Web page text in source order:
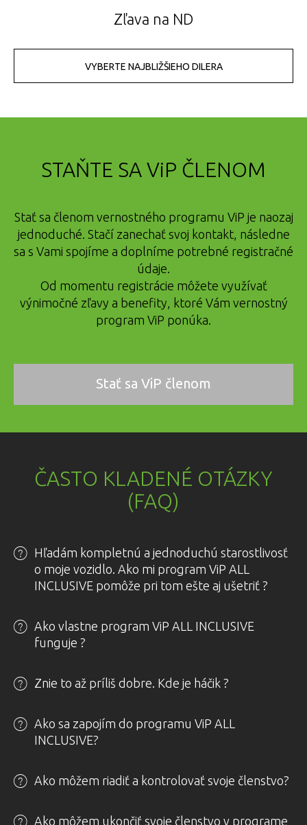
Zľava na ND
VYBERTE NAJBLIŽŠIEHO DILERA
STAŇTE SA ViP ČLENOM
Stať sa členom vernostného programu ViP je naozaj
jednoduché. Stačí zanechať svoj kontakt, následne
sa s Vami spojíme a doplníme potrebné registračné
údaje.
Od momentu registrácie môžete využívať
výnimočné zľavy a benefity, ktoré Vám vernostný
program ViP ponúka.
Stať sa ViP členom
ČASTO KLADENÉ OTÁZKY
(FAQ)
Hľadám kompletnú a jednoduchú starostlivosť
o moje vozidlo. Ako mi program ViP ALL
INCLUSIVE pomôže pri tom ešte aj ušetriť ?
Ako vlastne program ViP ALL INCLUSIVE
funguje ?
Znie to až príliš dobre. Kde je háčik ?
Ako sa zapojím do programu ViP ALL
INCLUSIVE?
Ako môžem riadiť a kontrolovať svoje členstvo?
Ako môžem ukončiť svoje členstvo v programe